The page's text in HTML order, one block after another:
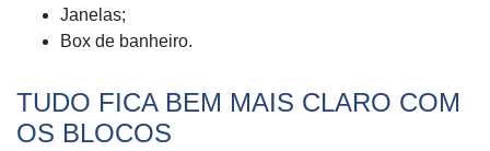
Janelas;
Box de banheiro.
TUDO FICA BEM MAIS CLARO COM
OS BLOCOS